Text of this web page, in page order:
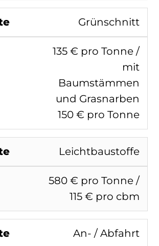
Grünschnitt
135 € pro Tonne /
mit
Baumstämmen
und Grasnarben
150 € pro Tonne
Leichtbaustoffe
580 € pro Tonne /
115 € pro cbm
An- / Abfahrt